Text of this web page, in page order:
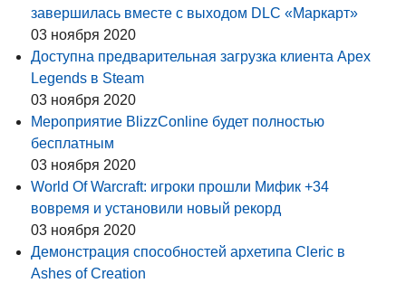
завершилась вместе с выходом DLC «Маркарт»
03 ноября 2020
Доступна предварительная загрузка клиента Apex
Legends в Steam
03 ноября 2020
Мероприятие BlizzConline будет полностью
бесплатным
03 ноября 2020
World Of Warcraft: игроки прошли Мифик +34
вовремя и установили новый рекорд
03 ноября 2020
Демонстрация способностей архетипа Cleric в
Ashes of Creation